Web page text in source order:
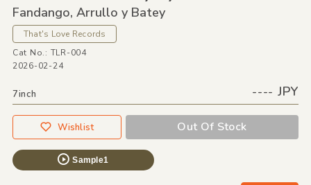
Fandango, Arrullo y Batey
That's Love Records
Cat No.: TLR-004
2026-02-24
7inch ---- JPY
Wishlist Out Of Stock
Sample1